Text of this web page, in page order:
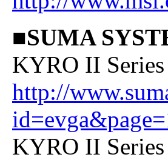
■SUMA
KYRO II
http://
KYRO II